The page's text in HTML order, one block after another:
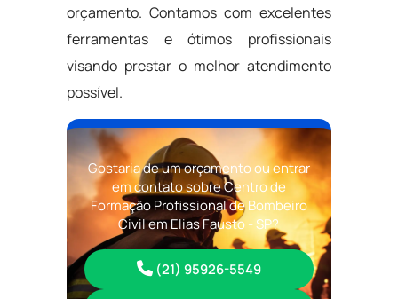
orçamento. Contamos com excelentes
ferramentas e ótimos profissionais
visando prestar o melhor atendimento
possível.
Gostaria de um orçamento ou entrar
em contato sobre Centro de
Formação Profissional de Bombeiro
Civil em Elias Fausto - SP?
(21) 95926-5549